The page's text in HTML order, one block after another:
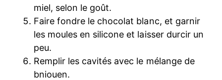
miel, selon le goût.
Faire fondre le chocolat blanc, et garnir
les moules en silicone et laisser durcir un
peu.
Remplir les cavités avec le mélange de
bniouen.